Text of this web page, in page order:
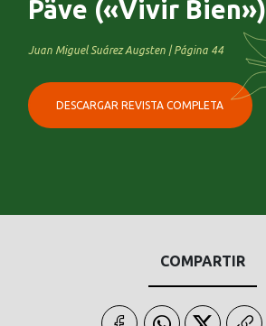
Päve («Vivir Bien»)
Juan Miguel Suárez Augsten | Página 44
DESCARGAR REVISTA COMPLETA
COMPARTIR